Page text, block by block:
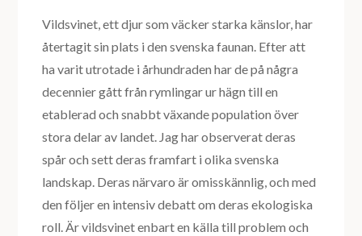
Vildsvinet, ett djur som väcker starka känslor, har
återtagit sin plats i den svenska faunan. Efter att
ha varit utrotade i århundraden har de på några
decennier gått från rymlingar ur hägn till en
etablerad och snabbt växande population över
stora delar av landet. Jag har observerat deras
spår och sett deras framfart i olika svenska
landskap. Deras närvaro är omisskännlig, och med
den följer en intensiv debatt om deras ekologiska
roll. Är vildsvinet enbart en källa till problem och